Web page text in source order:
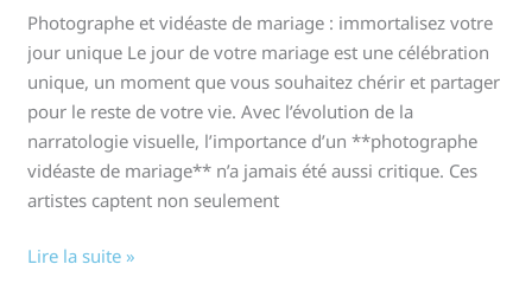
Photographe et vidéaste de mariage : immortalisez votre
jour unique Le jour de votre mariage est une célébration
unique, un moment que vous souhaitez chérir et partager
pour le reste de votre vie. Avec l’évolution de la
narratologie visuelle, l’importance d’un **photographe
vidéaste de mariage** n’a jamais été aussi critique. Ces
artistes captent non seulement
Lire la suite »